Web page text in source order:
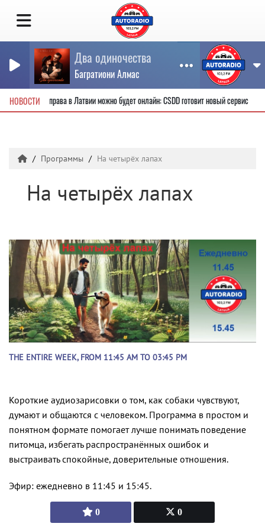
Два одиночества
Багратиони Алмас
НОВОСТИ
водительские права в Латвии можно будет онлайн: CSDD готовит новый сервис
Программы На четырёх лапах
На четырёх лапах
0 0
THE ENTIRE WEEK, FROM 11:45 AM TO 03:45 PM
Короткие аудиозарисовки о том, как собаки чувствуют,
думают и общаются с человеком. Программа в простом и
понятном формате помогает лучше понимать поведение
питомца, избегать распространённых ошибок и
выстраивать спокойные, доверительные отношения.
Эфир: ежедневно в 11:45 и 15:45.